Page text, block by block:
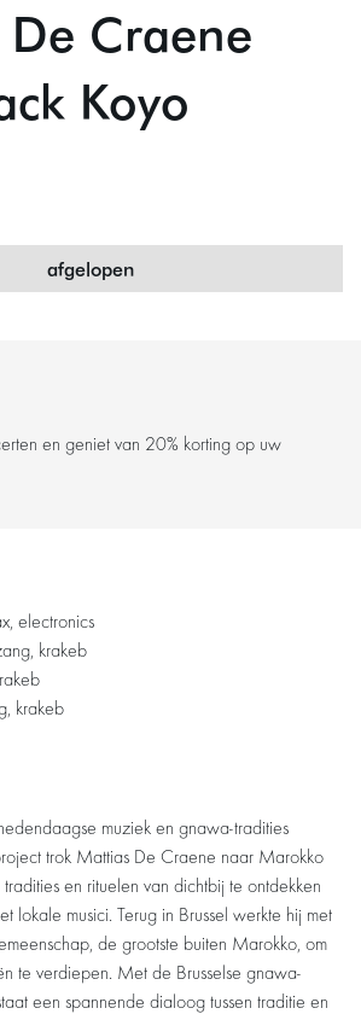
Craene
Koyo
afgelopen
en geniet van 20% korting op uw
electronics
krakeb
krakeb
muziek en gnawa-tradities
trok Mattias De Craene naar Marokko
en rituelen van dichtbij te ontdekken
lokale musici. Terug in Brussel werkte hij met
de grootste buiten Marokko, om
te verdiepen. Met de Brusselse gnawa-
een spannende dialoog tussen traditie en